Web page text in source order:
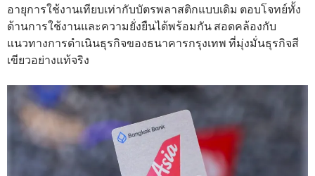
อายุการใช้งานเทียบเท่ากับบัตรพลาสติกแบบเดิม ตอบโจทย์ทั้ง
ด้านการใช้งานและความยั่งยืนได้พร้อมกัน สอดคล้องกับ
แนวทางการดำเนินธุรกิจของธนาคารกรุงเทพ ที่มุ่งมั่นธุรกิจสี
เขียวอย่างแท้จริง